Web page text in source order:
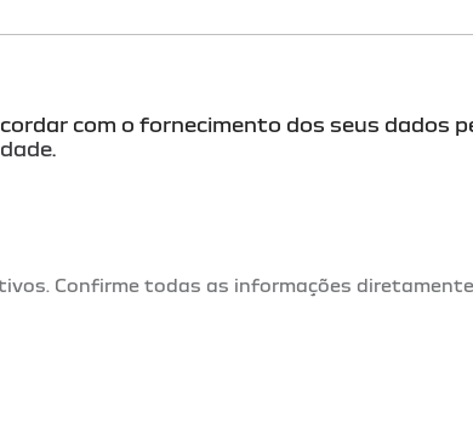
i
e
com o fornecimento dos seus dados
.
Confirme todas as informações diretamente